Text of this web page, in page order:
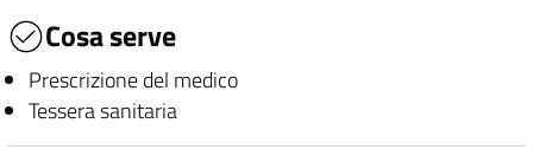
Cosa serve
Prescrizione del medico
Tessera sanitaria